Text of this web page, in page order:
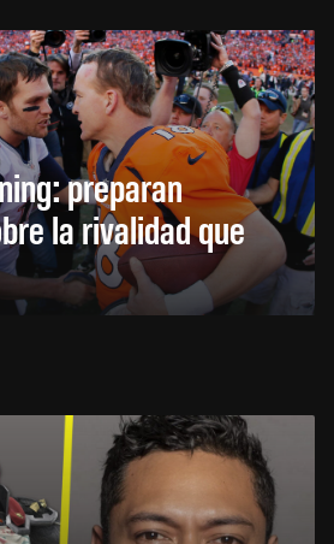
preparan
la rivalidad que